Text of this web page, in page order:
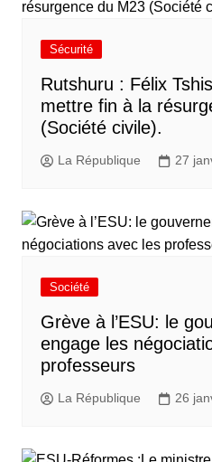
Sécurité
Rutshuru : Félix
mettre fin à la
(Société civile).
La République 27
Société
Grève à l’ESU: le
engage les
professeurs
La République 26